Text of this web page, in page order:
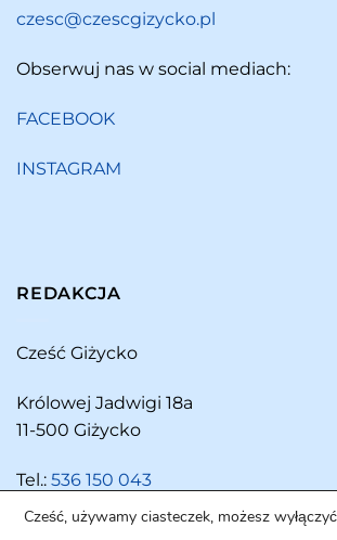
czesc@czescgizycko.pl
Obserwuj nas w social mediach:
FACEBOOK
INSTAGRAM
REDAKCJA
Cześć Giżycko
Królowej Jadwigi 18a
11-500 Giżycko
Tel.: 536 150 043
Cześć, używamy ciasteczek, możesz